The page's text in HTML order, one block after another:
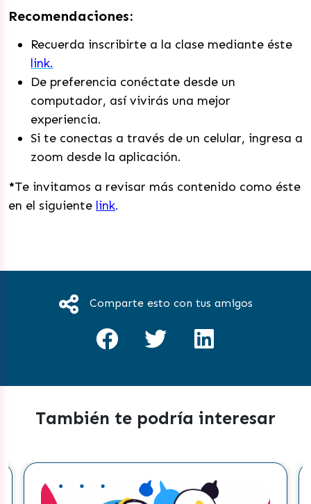
Recomendaciones:
Recuerda inscribirte a la clase mediante éste
link.
De preferencia conéctate desde un
computador, así vivirás una mejor
experiencia.
Si te conectas a través de un celular, ingresa a
zoom desde la aplicación.
*Te invitamos a revisar más contenido como éste
en el siguiente link.
Comparte esto con tus amigos
También te podría interesar